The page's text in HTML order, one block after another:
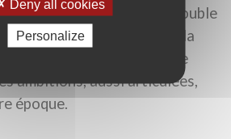
qui n’était autre qu’un double
compacts et intenses, à la
— un véritable tour de
ambitions, aussi articulées,
époque.
Deny all cookies
Personalize